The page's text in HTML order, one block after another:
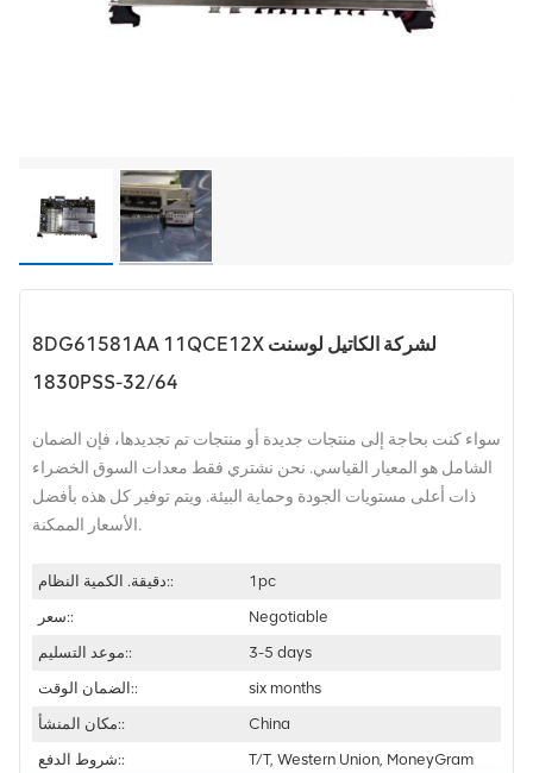
8DG61581AA 11QCE12X لشركة الكاتيل لوسنت
1830PSS-32/64
سواء كنت بحاجة إلى منتجات جديدة أو منتجات تم تجديدها، فإن الضمان
الشامل هو المعيار القياسي. نحن نشتري فقط معدات السوق الخضراء
ذات أعلى مستويات الجودة وحماية البيئة. ويتم توفير كل هذه بأفضل
الأسعار الممكنة.
دقيقة. الكمية النظام::
1pc
سعر::
Negotiable
موعد التسليم::
3-5 days
الضمان الوقت::
six months
مكان المنشأ::
China
شروط الدفع::
T/T, Western Union, MoneyGram